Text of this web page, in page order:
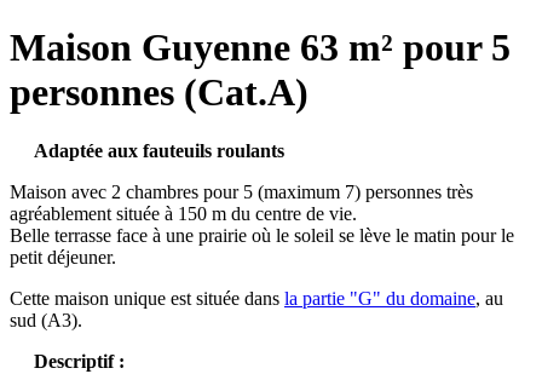
Maison Guyenne 63 m² pour 5
personnes (Cat.A)
Adaptée aux fauteuils roulants
Maison avec 2 chambres pour 5 (maximum 7) personnes très
agréablement située à 150 m du centre de vie.
Belle terrasse face à une prairie où le soleil se lève le matin pour le
petit déjeuner.
Cette maison unique est située dans la partie "G" du domaine, au
sud (A3).
Descriptif :